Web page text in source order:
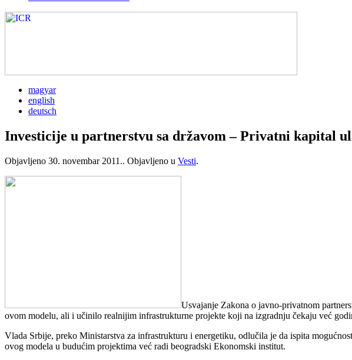
magyar
english
deutsch
Investicije u partnerstvu sa državom – Privatni kapital
Objavljeno 30. novembar 2011.. Objavljeno u Vesti.
Usvajanje Zakona o javno-privatnom
ovom modelu, ali i učinilo realnijim infrastrukturne projekte koji na izgradnju čekaju već
Vlada Srbije, preko Ministarstva za infrastrukturu i energetiku, odlučila je da ispita
ovog modela u budućim projektima već radi beogradski Ekonomski institut.